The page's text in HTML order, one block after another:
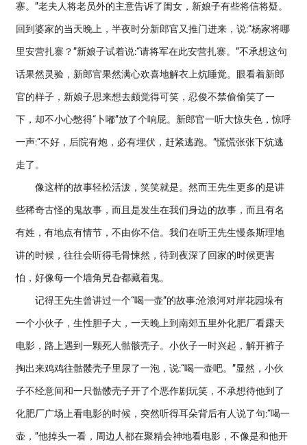
寨。”老夫人将老员外的主意告诉了闺女，新娘子有些将信将疑。
回到婆家的当天晚上，半夜时分新郎官又推门进来，说:“杨家将哪
里安营扎寨？”新娘子试着说:“请将军在此安营扎寨。”不承想这句
话果然灵验，新郎官果然满心欢喜地解衣上炕睡觉。眼看着新郎
官的样子，新娘子思来想去颇觉得可笑，忍俊不禁偷偷笑了一
下，却不小心憋得“卜嘟”放了个响屁。新郎官一听大惊失色，惊呼
一声:“不好，后院有炮，必有埋伏，赶紧逃跑。”慌慌张张下炕逃
走了。
像这样的故事轻松活泼，笑笑就是。然而王先生更多的是讲
些稀奇古怪的鬼故事，而且是发生在我们身边的故事，而且有名
有姓，有地点有情节，不由你不信。我们在听王先生慢条斯理地
讲的时候，往往会听得毛骨悚然，待到夜深了回家的时候更害
怕，好像每一个墙角旯旮都藏着鬼。
记得王先生曾讲过一个“喝一壶”的故事:沧浪河对岸花园垛有
一个小伙子，生性胆子大，一天晚上到南郊五里外化肥厂看露天
电影，路上遇到一颗死人骷骸壳子。小伙子一时兴起，解开裤子
掏出来鸡鸡往骷髅壳子里尿了一泡，说:“喝一壶吧。”显然，小伙
子不经意间和一只骷髅壳子开了个恶作剧玩笑，不承想待他到了
化肥厂广场上看电影的时候，突然听得耳朵背后有人说了句:“喝一
壶，”他掉头一看，周边人都在聚精会神地看电影，不像是和他开